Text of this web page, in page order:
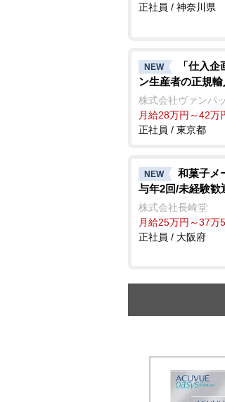
正社員 / 神奈川県
NEW
「仕入
ン生産者の正規
株式会社ヴァンパ
月給28万円～42万
正社員 / 東京都
NEW
和菓子メ
与年2回/未経験歓
株式会社長崎堂
月給25万円～37万
正社員 / 大阪府